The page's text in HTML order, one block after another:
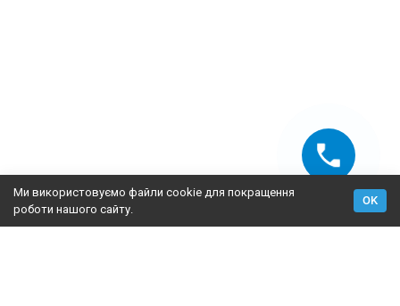
Ми використовуємо файли cookie для покращення
роботи нашого сайту.
OK